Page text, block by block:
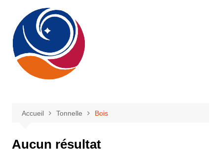
contenu
Accueil Tonnelle Bois
Aucun résultat